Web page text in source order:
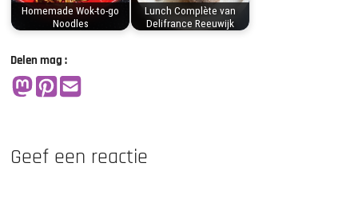
Homemade Wok-to-go
Noodles
Lunch Complète van
Delifrance Reeuwijk
Delen mag :
Geef een reactie